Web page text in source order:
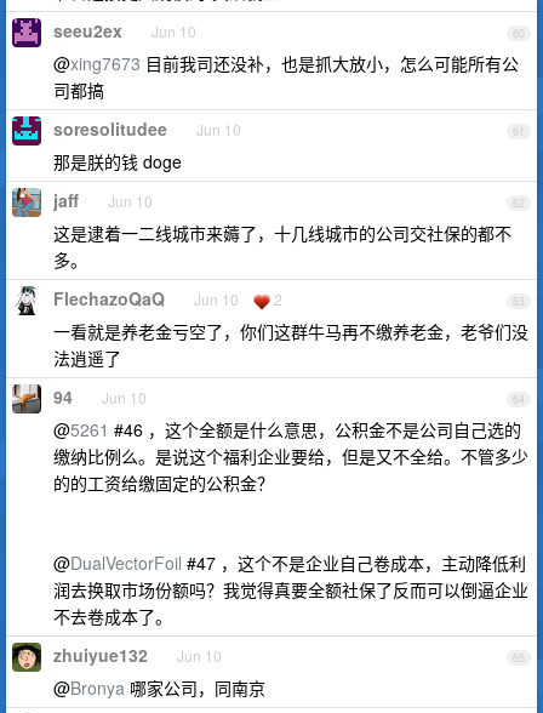
60
seeu2ex Jun 10
@xing7673 目前我司还没补，也是抓大放小，怎么可能所有公
司都搞
61
soresolitudee Jun 10
那是朕的钱 doge
62
jaff Jun 10
这是逮着一二线城市来薅了，十几线城市的公司交社保的都不
多。
63
FlechazoQaQ Jun 10 2
一看就是养老金亏空了，你们这群牛马再不缴养老金，老爷们没
法逍遥了
64
94 Jun 10
@5261 #46 ，这个全额是什么意思，公积金不是公司自己选的
缴纳比例么。是说这个福利企业要给，但是又不全给。不管多少
的的工资给缴固定的公积金？
@DualVectorFoil #47 ，这个不是企业自己卷成本，主动降低利
润去换取市场份额吗？我觉得真要全额社保了反而可以倒逼企业
不去卷成本了。
65
zhuiyue132 Jun 10
@Bronya 哪家公司，同南京